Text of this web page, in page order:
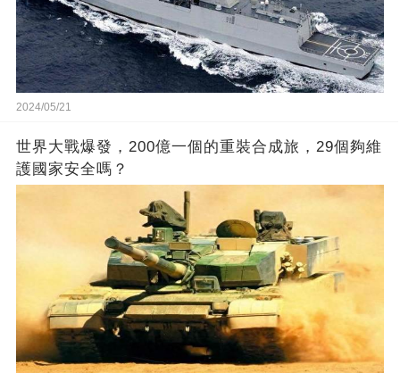
2024/05/21
世界大戰爆發，200億一個的重裝合成旅，29個夠維
護國家安全嗎？